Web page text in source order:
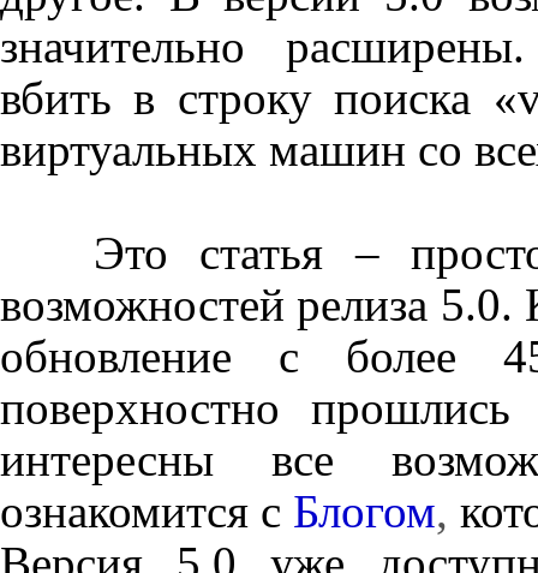
значительно
вбить в строку поиска «
виртуальных машин со
Это статья – просто
возможностей релиза
обновление с более
поверхностно
интересны все
ознакомится с Блогом,